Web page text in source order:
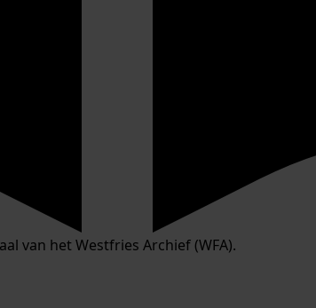
van het Westfries Archief (WFA).